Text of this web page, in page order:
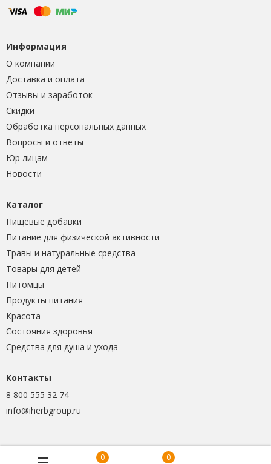
Информация
О компании
Доставка и оплата
Отзывы и заработок
Скидки
Обработка персональных данных
Вопросы и ответы
Юр лицам
Новости
Каталог
Пищевые добавки
Питание для физической активности
Травы и натуральные средства
Товары для детей
Питомцы
Продукты питания
Красота
Состояния здоровья
Средства для душа и ухода
Контакты
8 800 555 32 74
info@iherbgroup.ru
0 0